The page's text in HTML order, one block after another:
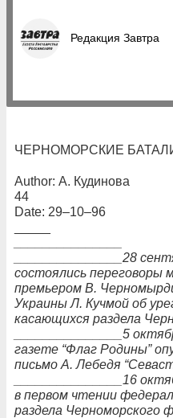
Редакция Завтра
ЧЕРНОМОРСКИЕ
Author: А. Кудинова
44
Date: 29–10–96
_______________28
состоялись переговоры
премьером В.
Украины Л. Кучмой об
касающихся раздела
_______________5
газете “Флаг Родины”
письмо А. Лебедя
_______________16
в первом чтении
раздела Черноморского